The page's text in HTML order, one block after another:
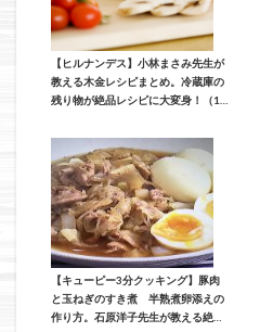
【ヒルナンデス】小林まさみ先生が
教える木金レシピまとめ。冷蔵庫の
残り物が絶品レシピに大変身！（12
【キューピー3分クッキング】豚肉
と玉ねぎのすき煮 半熟煮卵添えの
作り方。石原洋子先生が教える絶品